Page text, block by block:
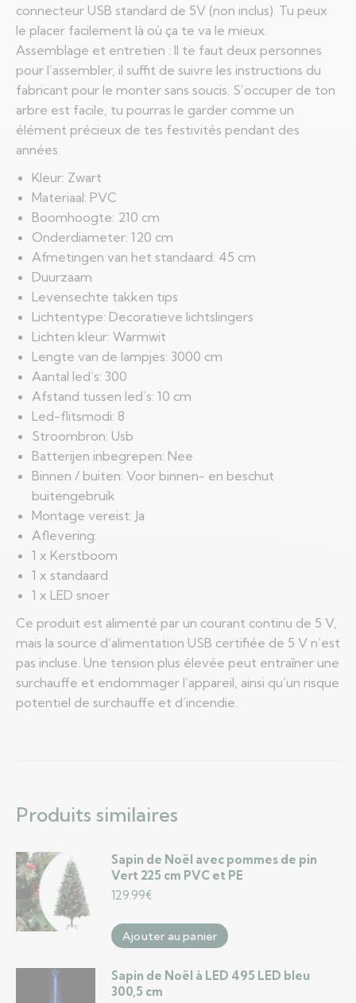
connecteur USB standard de 5V (non inclus). Tu peux
le placer facilement là où ça te va le mieux.
Assemblage et entretien : Il te faut deux personnes
pour l’assembler, il suffit de suivre les instructions du
fabricant pour le monter sans soucis. S’occuper de ton
arbre est facile, tu pourras le garder comme un
élément précieux de tes festivités pendant des
années.
Kleur: Zwart
Materiaal: PVC
Boomhoogte: 210 cm
Onderdiameter: 120 cm
Afmetingen van het standaard: 45 cm
Duurzaam
Levensechte takken tips
Lichtentype: Decoratieve lichtslingers
Lichten kleur: Warmwit
Lengte van de lampjes: 3000 cm
Aantal led’s: 300
Afstand tussen led’s: 10 cm
Led-flitsmodi: 8
Stroombron: Usb
Batterijen inbegrepen: Nee
Binnen / buiten: Voor binnen- en beschut
buitengebruik
Montage vereist: Ja
Aflevering:
1 x Kerstboom
1 x standaard
1 x LED snoer
Ce produit est alimenté par un courant continu de 5 V,
mais la source d’alimentation USB certifiée de 5 V n’est
pas incluse. Une tension plus élevée peut entraîner une
surchauffe et endommager l’appareil, ainsi qu’un risque
potentiel de surchauffe et d’incendie.
Produits similaires
Sapin de Noël avec pommes de pin
Vert 225 cm PVC et PE
129.99€
Ajouter au panier
Sapin de Noël à LED 495 LED bleu
300,5 cm